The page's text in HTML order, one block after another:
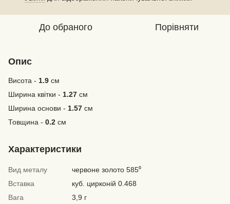
До обраного Порівняти
Опис
Висота - 1.9 см
Ширина квітки - 1.27 см
Ширина основи - 1.57 см
Товщина - 0.2 см
Характеристики
Вид металу
червоне золото 585⁰
Вставка
куб. цирконій 0.468
Вага
3,9 г